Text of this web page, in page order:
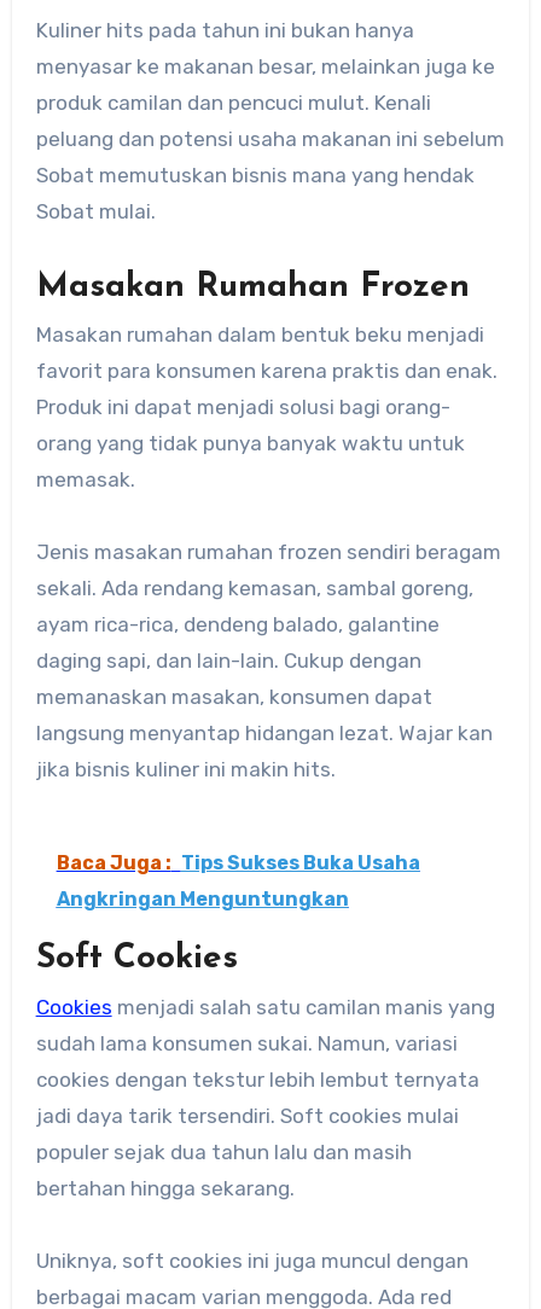
Kuliner hits pada tahun ini bukan hanya
menyasar ke makanan besar, melainkan juga ke
produk camilan dan pencuci mulut. Kenali
peluang dan potensi usaha makanan ini sebelum
Sobat memutuskan bisnis mana yang hendak
Sobat mulai.
Masakan Rumahan Frozen
Masakan rumahan dalam bentuk beku menjadi
favorit para konsumen karena praktis dan enak.
Produk ini dapat menjadi solusi bagi orang-
orang yang tidak punya banyak waktu untuk
memasak.
Jenis masakan rumahan frozen sendiri beragam
sekali. Ada rendang kemasan, sambal goreng,
ayam rica-rica, dendeng balado, galantine
daging sapi, dan lain-lain. Cukup dengan
memanaskan masakan, konsumen dapat
langsung menyantap hidangan lezat. Wajar kan
jika bisnis kuliner ini makin hits.
Baca Juga : Tips Sukses Buka Usaha
Angkringan Menguntungkan
Soft Cookies
Cookies menjadi salah satu camilan manis yang
sudah lama konsumen sukai. Namun, variasi
cookies dengan tekstur lebih lembut ternyata
jadi daya tarik tersendiri. Soft cookies mulai
populer sejak dua tahun lalu dan masih
bertahan hingga sekarang.
Uniknya, soft cookies ini juga muncul dengan
berbagai macam varian menggoda. Ada red